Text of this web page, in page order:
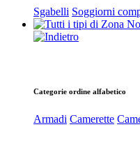
Sgabelli Soggiorni
Categorie ordine alfabetico
Armadi Camerette